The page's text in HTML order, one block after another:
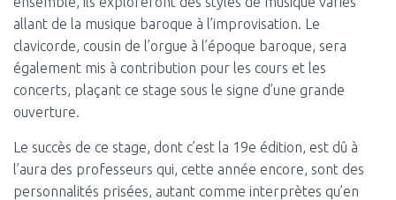
allant de la musique baroque à l’improvisation. Le
clavicorde, cousin de l’orgue à l’époque baroque, sera
également mis à contribution pour les cours et les
concerts, plaçant ce stage sous le signe d’une grande
ouverture.
Le succès de ce stage, dont c’est la 19e édition, est dû à
l’aura des professeurs qui, cette année encore, sont des
personnalités prisées, autant comme interprètes qu’en